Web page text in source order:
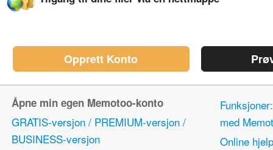
Opprett Konto
Åpne min egen Memotoo-konto
GRATIS-versjon / PREMIUM-versjon /
BUSINESS-versjon
med
Online hjelp